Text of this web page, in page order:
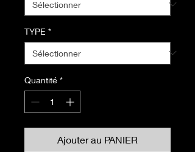
TYPE *
Quantité *
Ajouter au PANIER